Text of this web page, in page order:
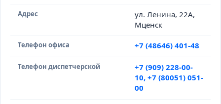
Адрес
ул. Ленина, 22А,
Мценск
Телефон офиса +7 (48646) 401-48
Телефон диспетчерской
+7 (909) 228-00-
10, +7 (80051) 051-
00